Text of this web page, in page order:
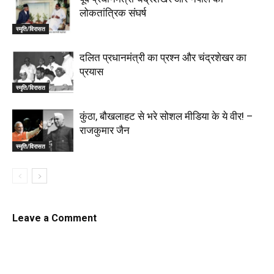
स्मृति/विरासत
लोकतांत्रिक संघर्ष
स्मृति/विरासत
दलित प्रधानमंत्री का प्रश्न और चंद्रशेखर का
प्रयास
स्मृति/विरासत
कुंठा, बौखलाहट से भरे सोशल मीडिया के ये वीर! –
राजकुमार जैन
Leave a Comment